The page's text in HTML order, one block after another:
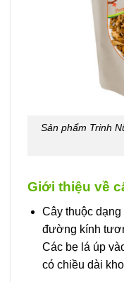
Sản phẩm Trinh
Giới thiệu về
Cây thuộc dạng
đường kính
Các bẹ lá úp
có chiều dài